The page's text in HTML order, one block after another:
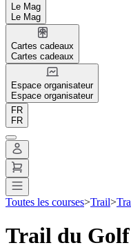
Le Mag
Le Mag
Cartes cadeaux
Cartes cadeaux
Espace organisateur
Espace organisateur
FR
FR
Toutes les courses>Trail>
Trail du Golf